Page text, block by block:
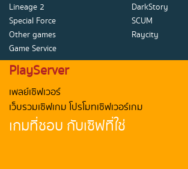
Lineage 2
DarkStory
Special Force
SCUM
Other games
Raycity
Game Service
PlayServer
เพลย์เซิฟเวอร์
เว็บรวมเซิฟเกม โปรโมทเซิฟเวอร์เกม
เกมที่ชอบ กับเซิฟที่ใช่